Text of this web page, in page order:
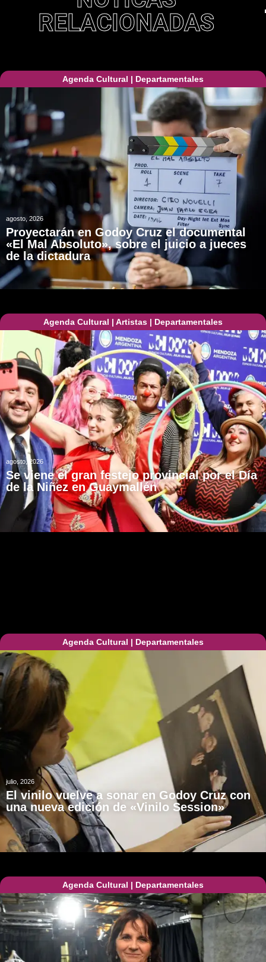
RELACIONADAS
Agenda Cultural | Departamentales
agosto, 2026
Proyectarán en Godoy Cruz el documental
«El Mal Absoluto», sobre el juicio a jueces
de la dictadura
Agenda Cultural | Artistas | Departamentales
agosto, 2026
Se viene el gran festejo provincial por el Día
de la Niñez en Guaymallén
Agenda Cultural | Departamentales
julio, 2026
El vinilo vuelve a sonar en Godoy Cruz con
una nueva edición de «Vinilo Session»
Agenda Cultural | Departamentales